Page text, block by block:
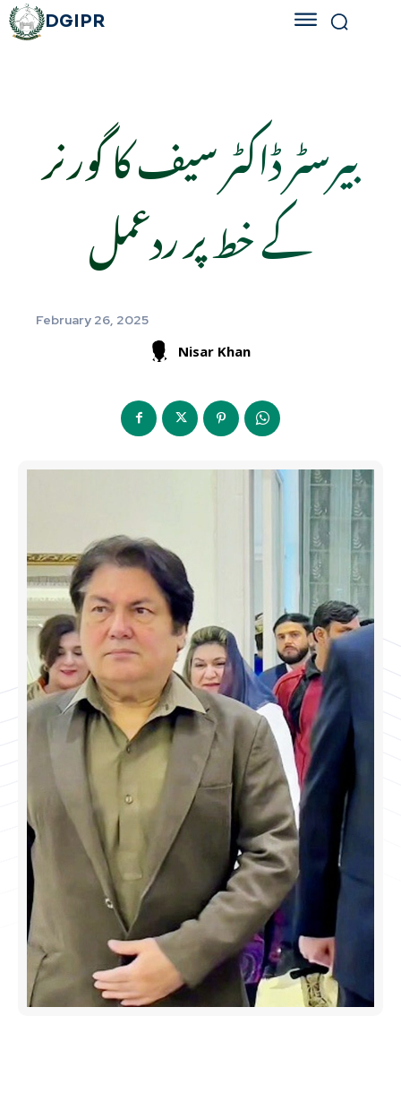
DGIPR
بیرسٹر ڈاکٹر سیف کا گورنر
کے خط پر ردعمل
February 26, 2025
Nisar Khan